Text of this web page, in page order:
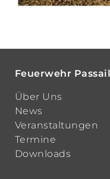
Feuerwehr Passail
Über Uns
News
Veranstaltungen
Termine
Downloads